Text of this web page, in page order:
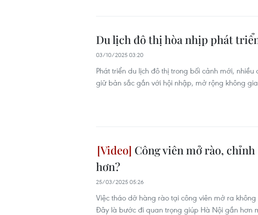
Du lịch đô thị hòa nhịp phát
03/10/2025 03:20
Phát triển du lịch đô thị trong bối cảnh mới,
giữ bản sắc gắn với hội nhập, mở rộng không
Công viên mở rào,
hơn?
25/03/2025 05:26
Việc tháo dỡ hàng rào tại công viên mở ra
Đây là bước đi quan trọng giúp Hà Nội gần hơn